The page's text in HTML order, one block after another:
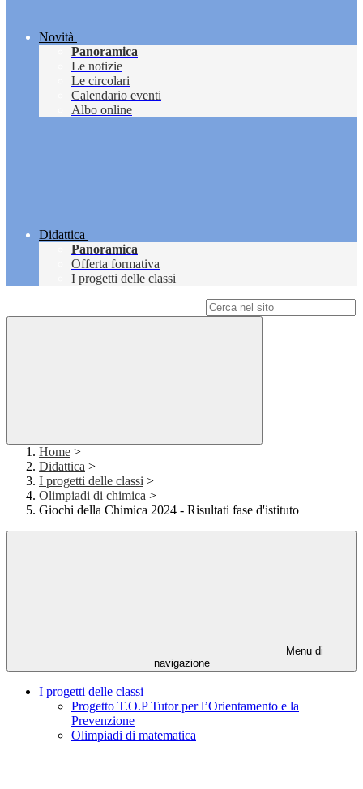
Novità
Panoramica
Le notizie
Le circolari
Calendario eventi
Albo online
Didattica
Panoramica
Offerta formativa
I progetti delle classi
Home >
Didattica >
I progetti delle classi >
Olimpiadi di chimica >
Giochi della Chimica 2024 - Risultati fase d'istituto
Menu di
navigazione
I progetti delle classi
Progetto T.O.P Tutor per l’Orientamento e la
Prevenzione
Olimpiadi di matematica